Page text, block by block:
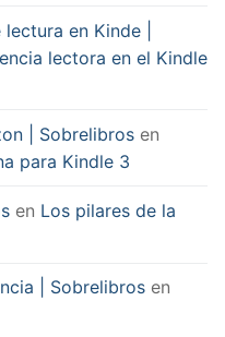
en Kinde |
lectora en el Kindle
| Sobrelibros en
para Kindle 3
en Los pilares de la
| Sobrelibros en